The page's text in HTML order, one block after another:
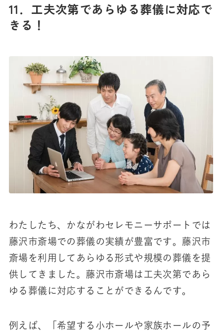
11．工夫次第であらゆる葬儀に対応で
きる！
わたしたち、かながわセレモニーサポートでは
藤沢市斎場での葬儀の実績が豊富です。藤沢市
斎場を利用してあらゆる形式や規模の葬儀を提
供してきました。藤沢市斎場は工夫次第であら
ゆる葬儀に対応することができるんです。
例えば、「希望する小ホールや家族ホールの予